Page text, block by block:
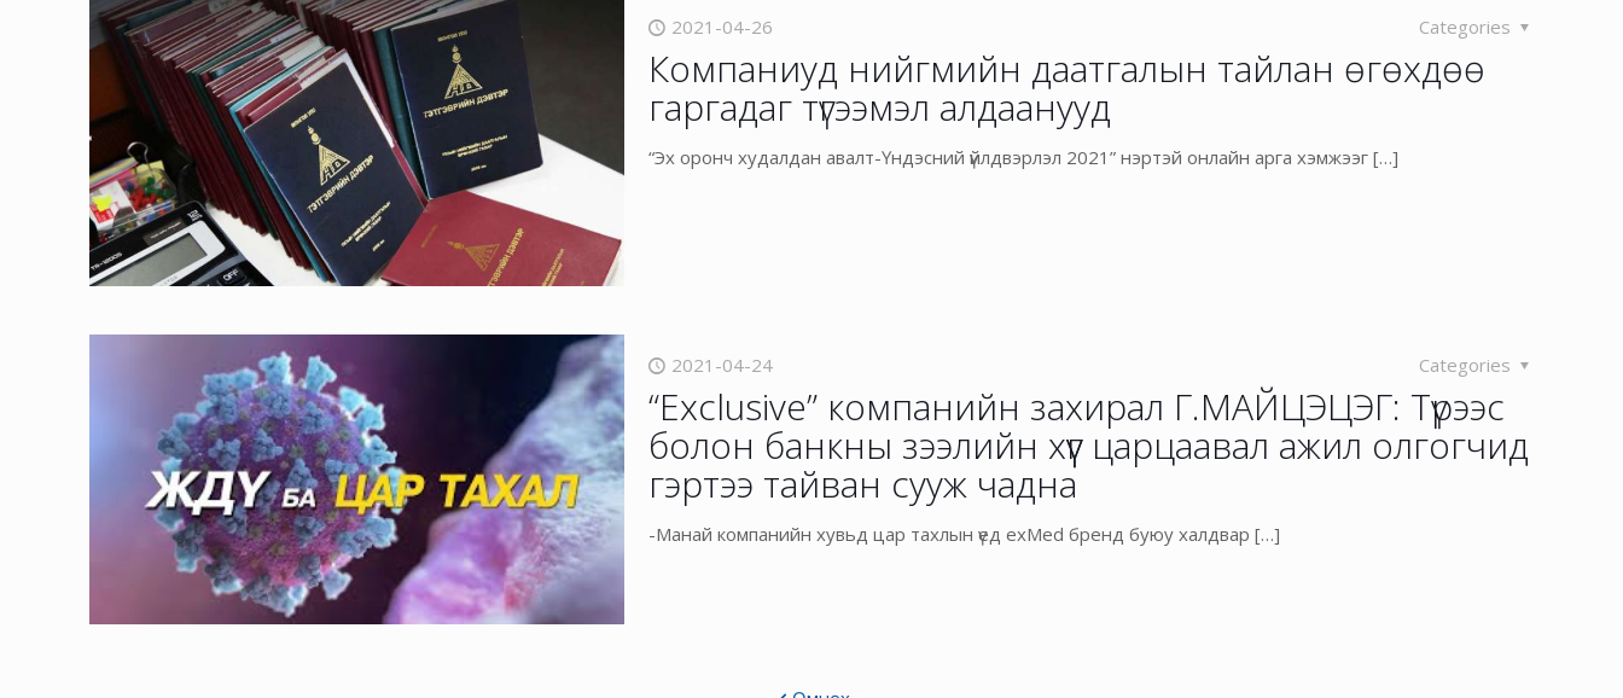
2021-04-26 Categories
Компаниуд нийгмийн даатгалын тайлан өгөхдөө
гаргадаг түгээмэл алдаанууд
“Эх оронч худалдан авалт-Үндэсний үйлдвэрлэл 2021” нэртэй онлайн арга хэмжээг[…]
2021-04-24 Categories
“Exclusive” компанийн захирал Г.МАЙЦЭЦЭГ: Түрээс
болон банкны зээлийн хүүг царцаавал ажил олгогчид
гэртээ тайван сууж чадна
-Манай компанийн хувьд цар тахлын үед exMed бренд буюу халдвар […]